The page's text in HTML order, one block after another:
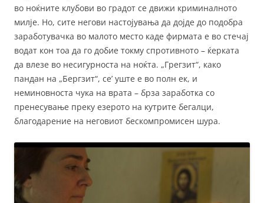
во ноќните клубови во градот се движи криминалното
милје. Но, сите негови настојувања да дојде до подобра
заработувачка во малото место каде фирмата е во стечај
водат кон тоа да го добие токму спротивното – ќерката
да влезе во несигурноста на ноќта. „Грегзит“, како
пандан на „Бергзит“, се’ уште е во полн ек, и
неминовноста чука на врата – брза заработка со
пренесување преку езерото на кутрите бегалци,
благодарение на неговиот бескомпромисен шура.